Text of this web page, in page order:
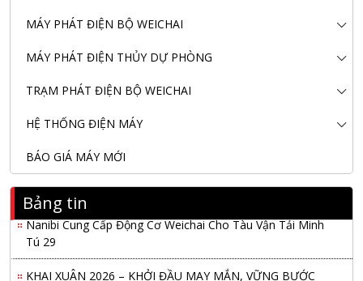
MÁY PHÁT ĐIỆN BỘ WEICHAI
MÁY PHÁT ĐIỆN THỦY DỰ PHÒNG
TRẠM PHÁT ĐIỆN BỘ WEICHAI
HỆ THỐNG ĐIỆN MÁY
BÁO GIÁ MÁY MỚI
Bảng tin
Nanibi Cung Cấp Động Cơ Weichai Cho Tàu Vận Tải Minh
Tú 29
KHAI XUÂN 2026 – KHỞI ĐẦU MAY MẮN, VỮNG BƯỚC